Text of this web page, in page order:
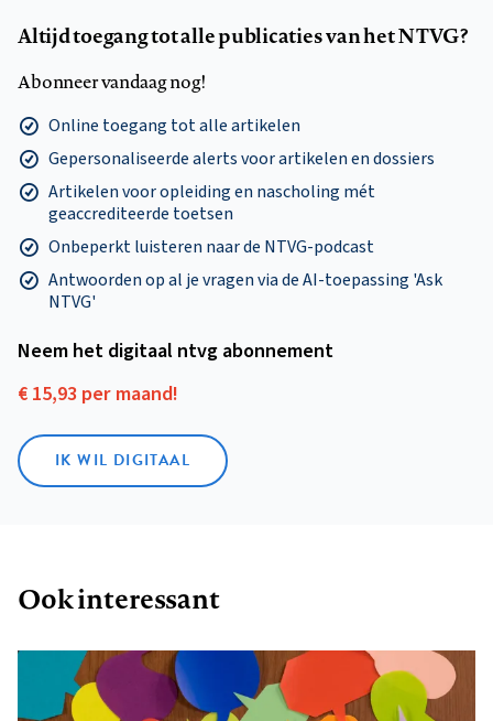
Altijd toegang tot alle publicaties van het NTVG?
Abonneer vandaag nog!
Online toegang tot alle artikelen
Gepersonaliseerde alerts voor artikelen en dossiers
Artikelen voor opleiding en nascholing mét
geaccrediteerde toetsen
Onbeperkt luisteren naar de NTVG-podcast
Antwoorden op al je vragen via de AI-toepassing 'Ask
NTVG'
Neem het digitaal ntvg abonnement
€ 15,93 per maand!
IK WIL DIGITAAL
Ook interessant